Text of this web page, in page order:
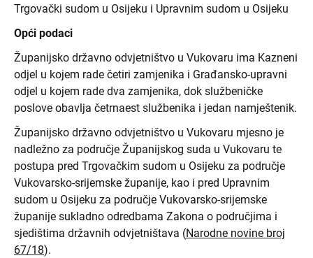
Trgovački sudom u Osijeku i Upravnim sudom u Osijeku
Opći podaci
Županijsko državno odvjetništvo u Vukovaru ima Kazneni
odjel u kojem rade četiri zamjenika i Građansko-upravni
odjel u kojem rade dva zamjenika, dok službeničke
poslove obavlja četrnaest službenika i jedan namještenik.
Županijsko državno odvjetništvo u Vukovaru mjesno je
nadležno za područje Županijskog suda u Vukovaru te
postupa pred Trgovačkim sudom u Osijeku za područje
Vukovarsko-srijemske županije, kao i pred Upravnim
sudom u Osijeku za područje Vukovarsko-srijemske
županije sukladno odredbama Zakona o područjima i
sjedištima državnih odvjetništava (Narodne novine broj
67/18).